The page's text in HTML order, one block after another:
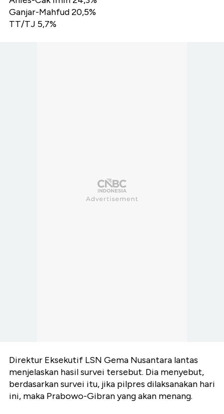
Ganjar-Mahfud 20,5%
TT/TJ 5,7%
Direktur Eksekutif LSN Gema Nusantara lantas
menjelaskan hasil survei tersebut. Dia menyebut,
berdasarkan survei itu, jika pilpres dilaksanakan hari
ini, maka Prabowo-Gibran yang akan menang.